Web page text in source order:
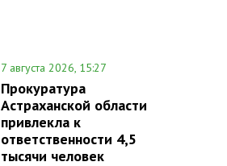
7 августа 2026, 15:27
Прокуратура
Астраханской области
привлекла к
ответственности 4,5
тысячи человек